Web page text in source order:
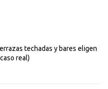
techadas y bares eligen
real)